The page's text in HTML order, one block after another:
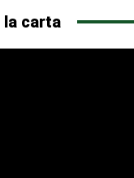
la carta